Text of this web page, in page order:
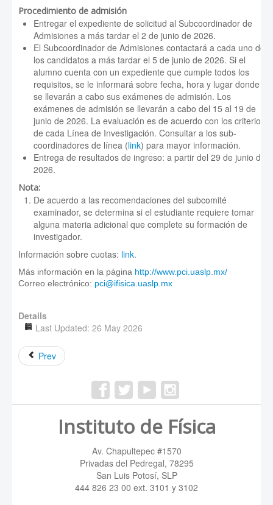
Procedimiento de admisión
Entregar el expediente de solicitud al Subcoordinador de
Admisiones a más tardar el 2 de junio de 2026.
El Subcoordinador de Admisiones contactará a cada uno de
los candidatos a más tardar el 5 de junio de 2026. Si el
alumno cuenta con un expediente que cumple todos los
requisitos, se le informará sobre fecha, hora y lugar donde
se llevarán a cabo sus exámenes de admisión. Los
exámenes de admisión se llevarán a cabo del 15 al 19 de
junio de 2026. La evaluación es de acuerdo con los criterios
de cada Línea de Investigación. Consultar a los sub-
coordinadores de línea (link) para mayor información.
Entrega de resultados de ingreso: a partir del 29 de junio de
2026.
Nota:
De acuerdo a las recomendaciones del subcomité
examinador, se determina si el estudiante requiere tomar
alguna materia adicional que complete su formación de
investigador.
Información sobre cuotas: link.
Más información en la página http://www.pci.uaslp.mx/
Correo electrónico: pci@ifisica.uaslp.mx
Details
Last Updated: 26 May 2026
Prev
Instituto de Física
Av. Chapultepec #1570
Privadas del Pedregal, 78295
San Luis Potosí, SLP
444 826 23 00 ext. 3101 y 3102